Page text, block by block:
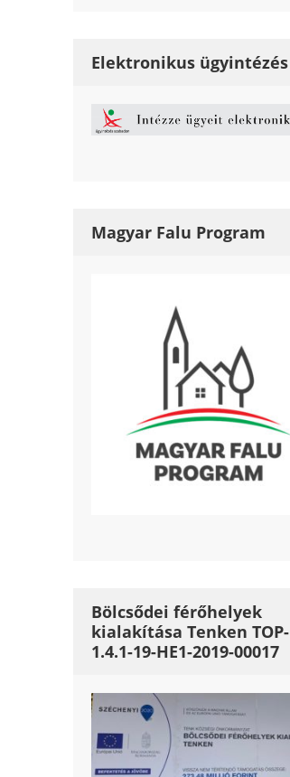
Elektronikus ügyintézés
Magyar Falu Program
Bölcsődei férőhelyek
kialakítása Tenken TOP-
1.4.1-19-HE1-2019-00017